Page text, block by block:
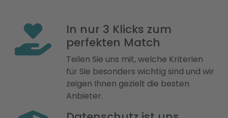
In nur 3 Klicks zum
perfekten Match
Teilen Sie uns mit, welche Kriterien
für Sie besonders wichtig sind und wir
zeigen Ihnen gezielt die besten
Anbieter.